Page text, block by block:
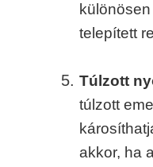
telepített
Túlzott
túlzott
akkor, ha